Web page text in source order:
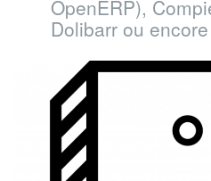
OpenERP),
Dolibarr ou